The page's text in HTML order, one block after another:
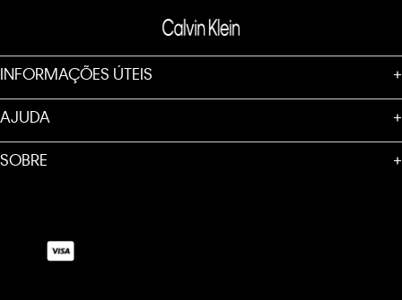
INFORMAÇÕES ÚTEIS +
AJUDA +
SOBRE +